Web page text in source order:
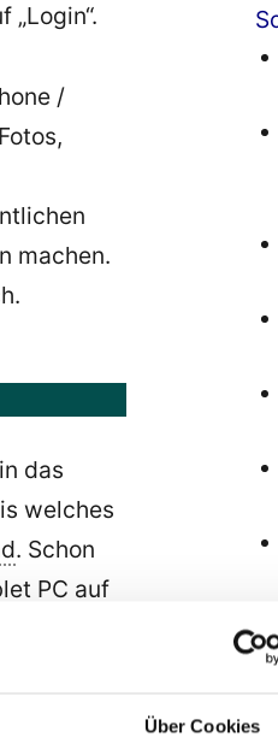
Über Cookies
/
machen.
das
welches
. Schon
PC auf
(9)